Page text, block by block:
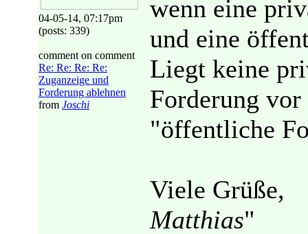
04-05-14, 07:17pm
(posts: 339)
comment on comment
Re: Re: Re: Re:
Zuganzeige und
Forderung ablehnen
from Joschi
wenn eine
und eine
Liegt keine
Forderung
"öffentliche
Viele Grüße,
Matthias"